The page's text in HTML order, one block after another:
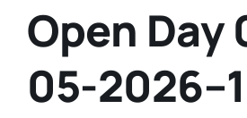
Open Day
05-